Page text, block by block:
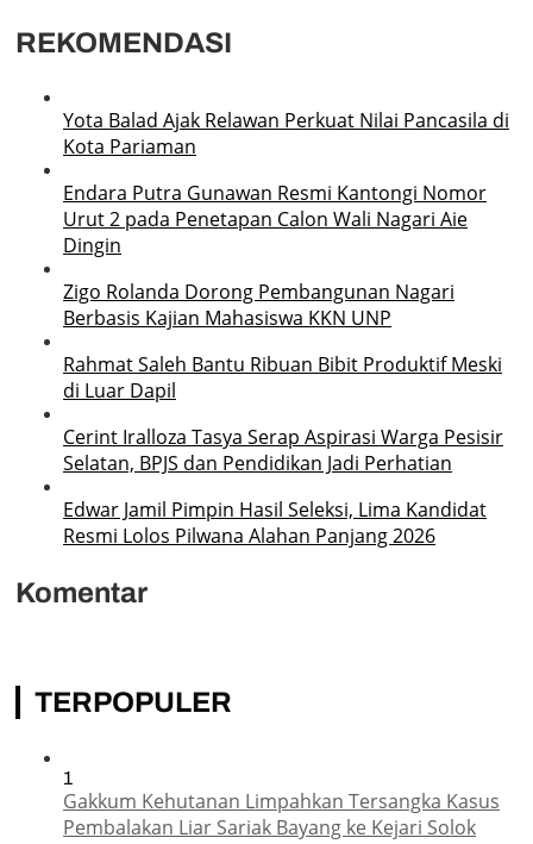
REKOMENDASI
Yota Balad Ajak Relawan Perkuat Nilai Pancasila di
Kota Pariaman
Endara Putra Gunawan Resmi Kantongi Nomor
Urut 2 pada Penetapan Calon Wali Nagari Aie
Dingin
Zigo Rolanda Dorong Pembangunan Nagari
Berbasis Kajian Mahasiswa KKN UNP
Rahmat Saleh Bantu Ribuan Bibit Produktif Meski
di Luar Dapil
Cerint Iralloza Tasya Serap Aspirasi Warga Pesisir
Selatan, BPJS dan Pendidikan Jadi Perhatian
Edwar Jamil Pimpin Hasil Seleksi, Lima Kandidat
Resmi Lolos Pilwana Alahan Panjang 2026
Komentar
TERPOPULER
1
Gakkum Kehutanan Limpahkan Tersangka Kasus
Pembalakan Liar Sariak Bayang ke Kejari Solok